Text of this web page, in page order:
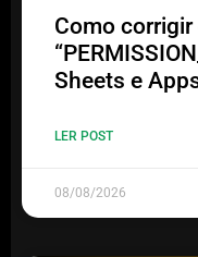
Como corrigir
Sheets e
LER POST
08/08/2026